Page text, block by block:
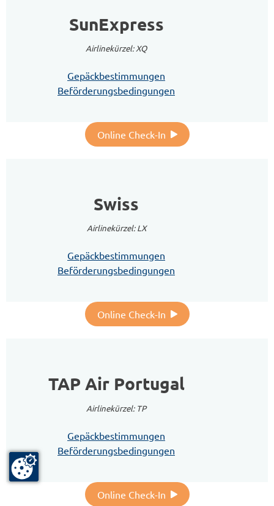
SunExpress
Airlinekürzel: XQ
Gepäckbestimmungen
Beförderungsbedingungen
Online Check-In
Swiss
Airlinekürzel: LX
Gepäckbestimmungen
Beförderungsbedingungen
Online Check-In
TAP Air Portugal
Airlinekürzel: TP
Gepäckbestimmungen
Beförderungsbedingungen
Online Check-In